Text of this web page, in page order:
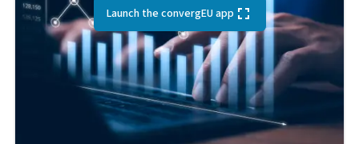
Launch the convergEU app